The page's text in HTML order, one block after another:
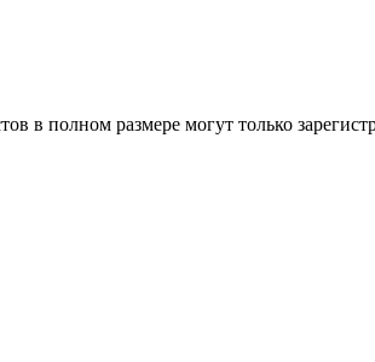
в полном размере могут только